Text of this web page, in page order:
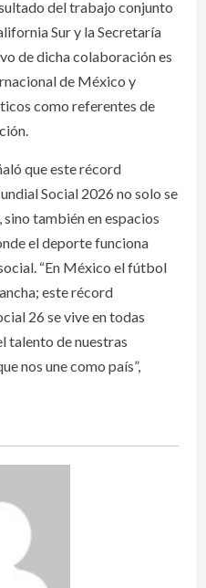
del trabajo conjunto
Sur y la Secretaría
de dicha colaboración es
de México y
como referentes de
que este récord
Social 2026 no solo se
también en espacios
el deporte funciona
“En México el fútbol
este récord
26 se vive en todas
talento de nuestras
nos une como país”,